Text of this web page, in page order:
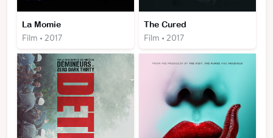
La Momie
Film • 2017
The Cured
Film • 2017